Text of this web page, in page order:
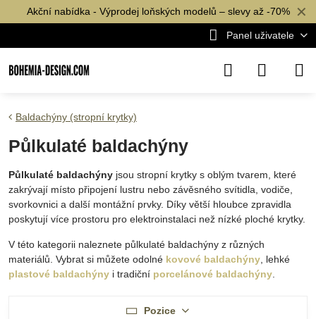
✕
Akční nabídka - Výprodej loňských modelů – slevy až -70%
Panel uživatele
Baldachýny (stropní krytky)
Půlkulaté baldachýny
Půlkulaté baldachýny jsou stropní krytky s oblým tvarem, které
zakrývají místo připojení lustru nebo závěsného svítidla, vodiče,
svorkovnici a další montážní prvky. Díky větší hloubce zpravidla
poskytují více prostoru pro elektroinstalaci než nízké ploché krytky.
V této kategorii naleznete půlkulaté baldachýny z různých
materiálů. Vybrat si můžete odolné kovové baldachýny , lehké
plastové baldachýny i tradiční porcelánové baldachýny
Pozice